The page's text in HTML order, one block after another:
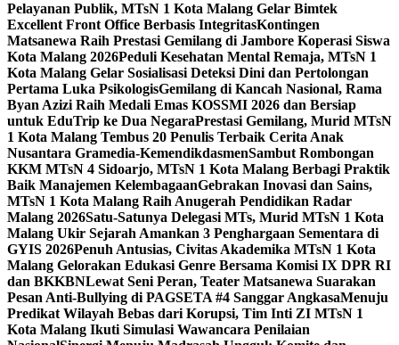
Pelayanan Publik, MTsN 1 Kota Malang Gelar Bimtek
Excellent Front Office Berbasis IntegritasKontingen
Matsanewa Raih Prestasi Gemilang di Jambore Koperasi Siswa
Kota Malang 2026Peduli Kesehatan Mental Remaja, MTsN 1
Kota Malang Gelar Sosialisasi Deteksi Dini dan Pertolongan
Pertama Luka PsikologisGemilang di Kancah Nasional, Rama
Byan Azizi Raih Medali Emas KOSSMI 2026 dan Bersiap
untuk EduTrip ke Dua NegaraPrestasi Gemilang, Murid MTsN
1 Kota Malang Tembus 20 Penulis Terbaik Cerita Anak
Nusantara Gramedia-KemendikdasmenSambut Rombongan
KKM MTsN 4 Sidoarjo, MTsN 1 Kota Malang Berbagi Praktik
Baik Manajemen KelembagaanGebrakan Inovasi dan Sains,
MTsN 1 Kota Malang Raih Anugerah Pendidikan Radar
Malang 2026Satu-Satunya Delegasi MTs, Murid MTsN 1 Kota
Malang Ukir Sejarah Amankan 3 Penghargaan Sementara di
GYIS 2026Penuh Antusias, Civitas Akademika MTsN 1 Kota
Malang Gelorakan Edukasi Genre Bersama Komisi IX DPR RI
dan BKKBNLewat Seni Peran, Teater Matsanewa Suarakan
Pesan Anti-Bullying di PAGSETA #4 Sanggar AngkasaMenuju
Predikat Wilayah Bebas dari Korupsi, Tim Inti ZI MTsN 1
Kota Malang Ikuti Simulasi Wawancara Penilaian